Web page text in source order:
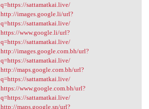
q=https://sattamatkai.live/
http://images.google.li/url?
q=https://sattamatkai.live/
https://www.google.li/url?
q=https://sattamatkai.live/
http://images.google.com.bh/url?
q=https://sattamatkai.live/
http://maps.google.com.bh/url?
q=https://sattamatkai.live/
https://www.google.com.bh/url?
q=https://sattamatkai.live/
http://maps.google.sn/url?